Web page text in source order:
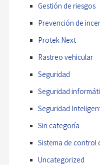
Gestión de riesgos
Prevención de
Protek Next
Rastreo vehicular
Seguridad
Seguridad
Seguridad
Sin categoría
Sistema de control
Uncategorized